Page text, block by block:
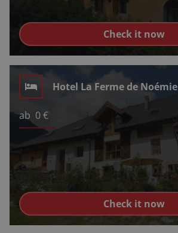
Check it now
Hotel La Ferme de Noémie
ab 0€
Check it now